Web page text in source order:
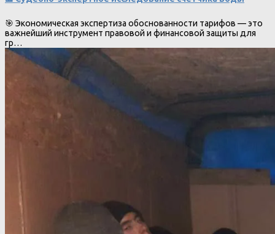
🎯 Экономическая экспертиза обоснованности тарифов — это
важнейший инструмент правовой и финансовой защиты для
гр…